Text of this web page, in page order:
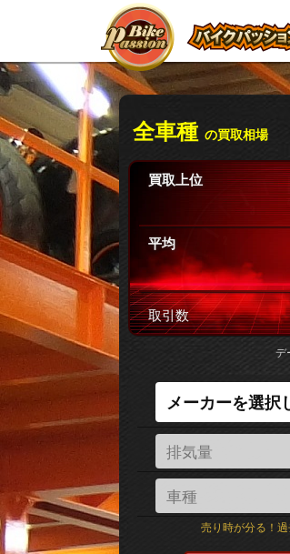
全車種 の買取相場
買取上位
平均
取引数
デ
売り時が分る！